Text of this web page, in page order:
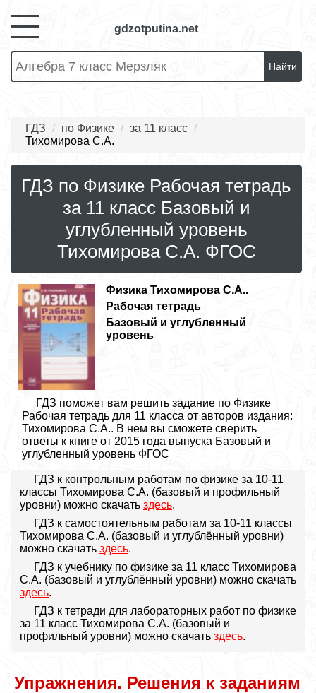
gdzotputina.net
Найти
ГДЗ по Физике
за 11 класс
Тихомирова С.А.
ГДЗ по Физике Рабочая тетрадь
за 11 класс Базовый и
углубленный уровень
Тихомирова С.А. ФГОС
Физика Тихомирова С.А..
Рабочая тетрадь
Базовый и углубленный
уровень
ГДЗ поможет вам решить задание по Физике
Рабочая тетрадь для 11 класса от авторов издания:
Тихомирова С.А.. В нем вы сможете сверить
ответы к книге от 2015 года выпуска Базовый и
углубленный уровень ФГОС
ГДЗ к контрольным работам по физике за 10-11
классы Тихомирова С.А. (базовый и профильный
уровни) можно скачать здесь.
ГДЗ к самостоятельным работам за 10-11 классы
Тихомирова С.А. (базовый и углублённый уровни)
можно скачать здесь.
ГДЗ к учебнику по физике за 11 класс Тихомирова
С.А. (базовый и углублённый уровни) можно скачать
здесь.
ГДЗ к тетради для лабораторных работ по физике
за 11 класс Тихомирова С.А. (базовый и
профильный уровни) можно скачать здесь.
Упражнения. Решения к заданиям